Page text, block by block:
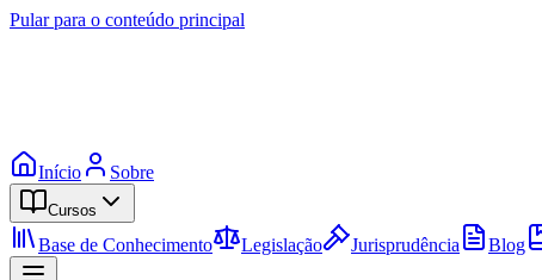
Pular para o conteúdo principal
Início Sobre
Cursos
Base de Conhecimento Legislação Jurisprudência Blog